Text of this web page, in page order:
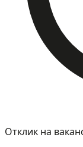
Отклик на